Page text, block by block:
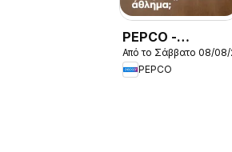
PEPCO -
Προσφορές
Από το Σάββατο 08/08/
PEPCO